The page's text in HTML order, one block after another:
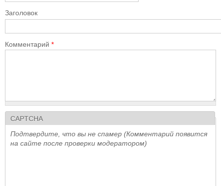
Заголовок
Комментарий *
CAPTCHA
Подтвердите, что вы не спамер (Комментарий появится
на сайте после проверки модератором)